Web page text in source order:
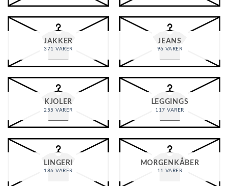
JAKKER
371 VARER
JEANS
96 VARER
KJOLER
255 VARER
LEGGINGS
117 VARER
LINGERI
186 VARER
MORGENKÅBER
11 VARER